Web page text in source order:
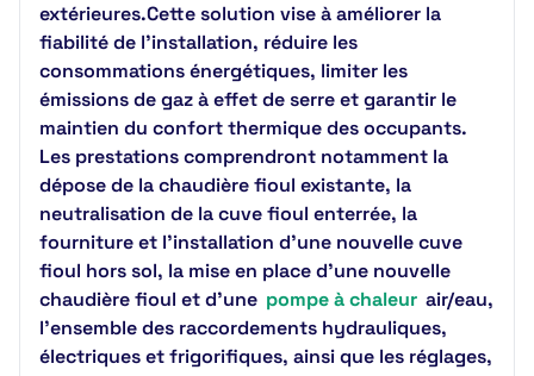
extérieures.Cette solution vise à améliorer la
fiabilité de l'installation, réduire les
consommations énergétiques, limiter les
émissions de gaz à effet de serre et garantir le
maintien du confort thermique des occupants.
Les prestations comprendront notamment la
dépose de la chaudière fioul existante, la
neutralisation de la cuve fioul enterrée, la
fourniture et l'installation d'une nouvelle cuve
fioul hors sol, la mise en place d'une nouvelle
chaudière fioul et d'une pompe à chaleur air/eau,
l'ensemble des raccordements hydrauliques,
électriques et frigorifiques, ainsi que les réglages,